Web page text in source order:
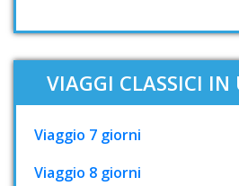
VIAGGI CLASSICI IN
Viaggio 7 giorni
Viaggio 8 giorni